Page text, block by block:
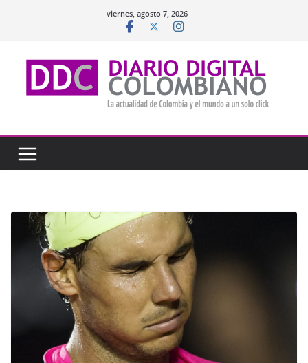
viernes, agosto 7, 2026